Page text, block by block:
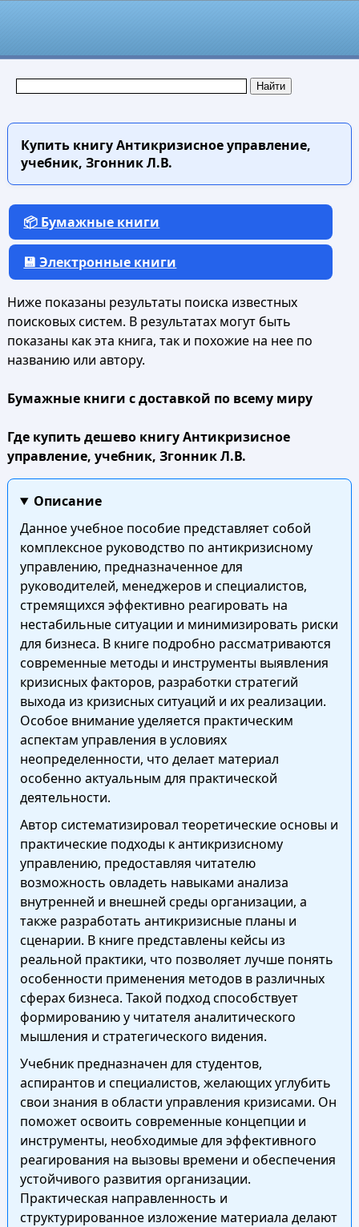
Купить книгуАнтикризисное управление,
учебник, Згонник Л.В.
📦 Бумажные книги
💾 Электронные книги
Ниже показаны результаты поиска известных
поисковых систем. В результатах могут быть
показаны как эта книга, так и похожие на нее по
названию или автору.
Бумажные книги с доставкой по всему миру
Где купить дешево книгу Антикризисное
управление, учебник, Згонник Л.В.
Описание
Данное учебное пособие представляет собой
комплексное руководство по антикризисному
управлению, предназначенное для
руководителей, менеджеров и специалистов,
стремящихся эффективно реагировать на
нестабильные ситуации и минимизировать риски
для бизнеса. В книге подробно рассматриваются
современные методы и инструменты выявления
кризисных факторов, разработки стратегий
выхода из кризисных ситуаций и их реализации.
Особое внимание уделяется практическим
аспектам управления в условиях
неопределенности, что делает материал
особенно актуальным для практической
деятельности.
Автор систематизировал теоретические основы и
практические подходы к антикризисному
управлению, предоставляя читателю
возможность овладеть навыками анализа
внутренней и внешней среды организации, а
также разработать антикризисные планы и
сценарии. В книге представлены кейсы из
реальной практики, что позволяет лучше понять
особенности применения методов в различных
сферах бизнеса. Такой подход способствует
формированию у читателя аналитического
мышления и стратегического видения.
Учебник предназначен для студентов,
аспирантов и специалистов, желающих углубить
свои знания в области управления кризисами. Он
поможет освоить современные концепции и
инструменты, необходимые для эффективного
реагирования на вызовы времени и обеспечения
устойчивого развития организации.
Практическая направленность и
структурированное изложение материала делают